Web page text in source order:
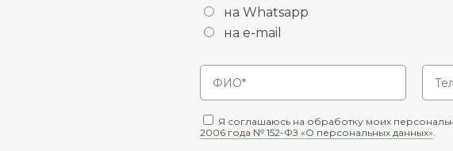
на Whatsapp
на e-mail
Я соглашаюсь на обработку моих
2006 года № 152-ФЗ «О персональных данных».